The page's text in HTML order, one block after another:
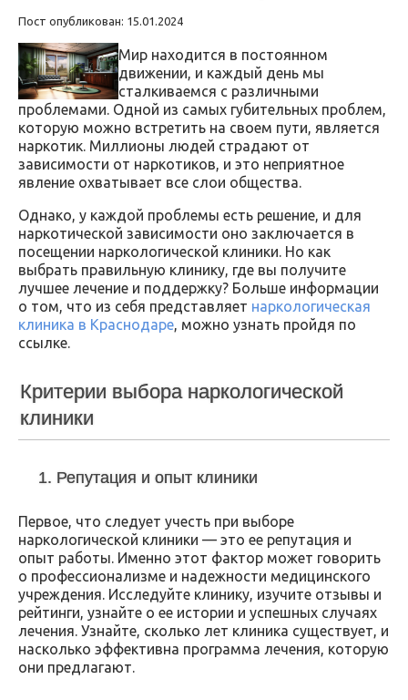
Пост опубликован: 15.01.2024
Мир находится в постоянном
движении, и каждый день мы
сталкиваемся с различными
проблемами. Одной из самых губительных проблем,
которую можно встретить на своем пути, является
наркотик. Миллионы людей страдают от
зависимости от наркотиков, и это неприятное
явление охватывает все слои общества.
Однако, у каждой проблемы есть решение, и для
наркотической зависимости оно заключается в
посещении наркологической клиники. Но как
выбрать правильную клинику, где вы получите
лучшее лечение и поддержку? Больше информации
о том, что из себя представляет наркологическая
клиника в Краснодаре, можно узнать пройдя по
ссылке.
Критерии выбора наркологической
клиники
1. Репутация и опыт клиники
Первое, что следует учесть при выборе
наркологической клиники — это ее репутация и
опыт работы. Именно этот фактор может говорить
о профессионализме и надежности медицинского
учреждения. Исследуйте клинику, изучите отзывы и
рейтинги, узнайте о ее истории и успешных случаях
лечения. Узнайте, сколько лет клиника существует, и
насколько эффективна программа лечения, которую
они предлагают.